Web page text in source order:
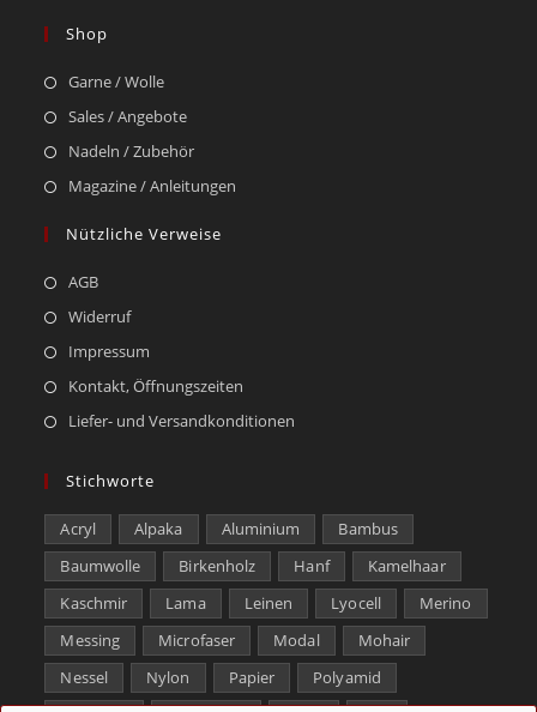
Shop
Garne / Wolle
Sales / Angebote
Nadeln / Zubehör
Magazine / Anleitungen
Nützliche Verweise
AGB
Widerruf
Impressum
Kontakt, Öffnungszeiten
Liefer- und Versandkonditionen
Stichworte
Acryl Alpaka Aluminium
Bambus
Baumwolle
Birkenholz Hanf
Kamelhaar
Kaschmir
Lama Leinen Lyocell
Merino
Messing
Microfaser Modal
Mohair
Nessel
Nylon Papier
Polyamid